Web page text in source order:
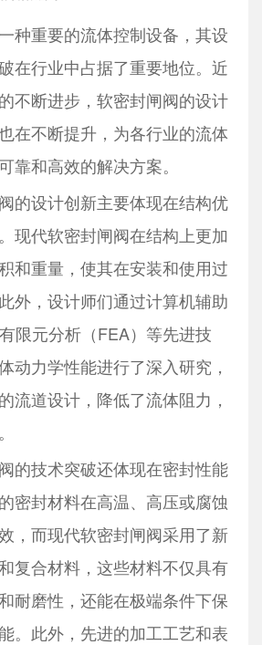
种重要的流体控制设备，其设
在行业中占据了重要地位。近
不断进步，软密封闸阀的设计
在不断提升，为各行业的流体
靠和高效的解决方案。
的设计创新主要体现在结构优
现代软密封闸阀在结构上更加
和重量，使其在安装和使用过
外，设计师们通过计算机辅助
限元分析（FEA）等先进技
动力学性能进行了深入研究，
流道设计，降低了流体阻力，
的技术突破还体现在密封性能
密封材料在高温、高压或腐蚀
，而现代软密封闸阀采用了新
复合材料，这些材料不仅具有
耐磨性，还能在极端条件下保
。此外，先进的加工工艺和表